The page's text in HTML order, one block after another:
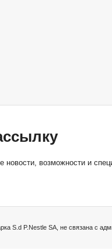
новости, возможности и
S.d P.Nestle SA, не связана с